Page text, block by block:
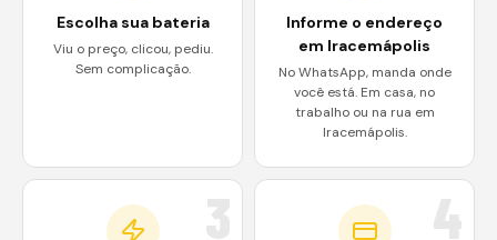
Escolha sua bateria
Viu o preço, clicou, pediu.
Sem complicação.
Informe o endereço
em Iracemápolis
No WhatsApp, manda onde
você está. Em casa, no
trabalho ou na rua em
Iracemápolis.